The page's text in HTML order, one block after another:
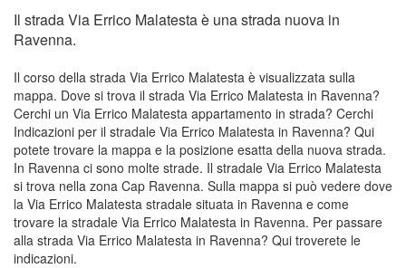
Il strada Via Errico Malatesta è una strada nuova in
Ravenna.
Il corso della strada Via Errico Malatesta è visualizzata sulla
mappa. Dove si trova il strada Via Errico Malatesta in Ravenna?
Cerchi un Via Errico Malatesta appartamento in strada? Cerchi
Indicazioni per il stradale Via Errico Malatesta in Ravenna? Qui
potete trovare la mappa e la posizione esatta della nuova strada.
In Ravenna ci sono molte strade. Il stradale Via Errico Malatesta
si trova nella zona Cap Ravenna. Sulla mappa si può vedere dove
la Via Errico Malatesta stradale situata in Ravenna e come
trovare la stradale Via Errico Malatesta in Ravenna. Per passare
alla strada Via Errico Malatesta in Ravenna? Qui troverete le
indicazioni.